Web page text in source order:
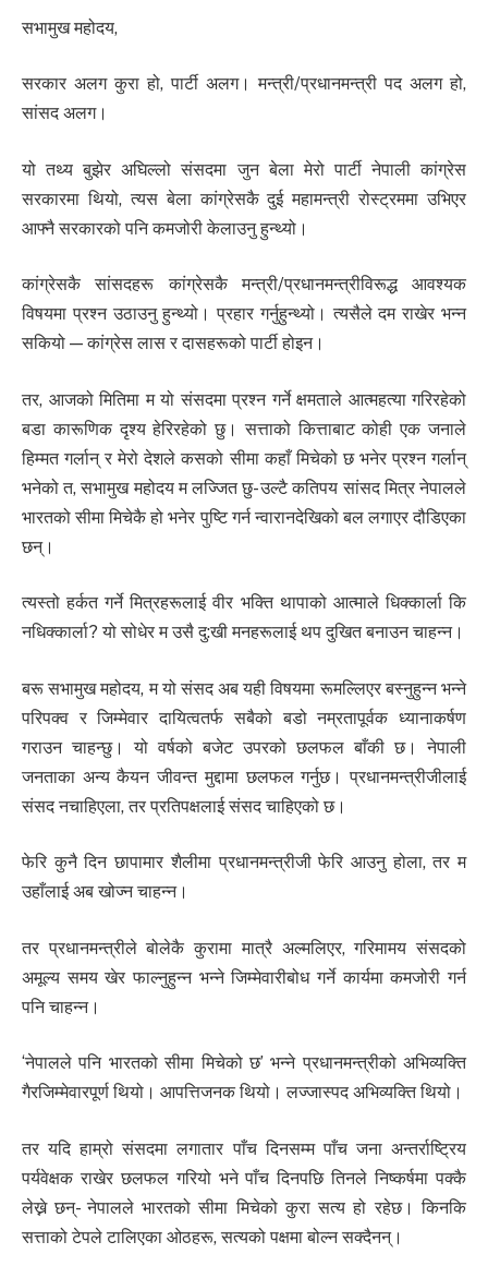
सभामुख महोदय,
सरकार अलग कुरा हो, पार्टी अलग। मन्त्री/प्रधानमन्त्री पद अलग हो,
सांसद अलग।
यो तथ्य बुझेर अघिल्लो संसदमा जुन बेला मेरो पार्टी नेपाली कांग्रेस
सरकारमा थियो, त्यस बेला कांग्रेसकै दुई महामन्त्री रोस्ट्रममा उभिएर
आफ्नै सरकारको पनि कमजोरी केलाउनु हुन्थ्यो।
कांग्रेसकै सांसदहरू कांग्रेसकै मन्त्री/प्रधानमन्त्रीविरूद्ध आवश्यक
विषयमा प्रश्न उठाउनु हुन्थ्यो। प्रहार गर्नुहुन्थ्यो। त्यसैले दम राखेर भन्न
सकियो — कांग्रेस लास र दासहरूको पार्टी होइन।
तर, आजको मितिमा म यो संसदमा प्रश्न गर्ने क्षमताले आत्महत्या गरिरहेको
बडा कारूणिक दृश्य हेरिरहेको छु। सत्ताको कित्ताबाट कोही एक जनाले
हिम्मत गर्लान् र मेरो देशले कसको सीमा कहाँ मिचेको छ भनेर प्रश्न गर्लान्
भनेको त, सभामुख महोदय म लज्जित छु- उल्टै कतिपय सांसद मित्र नेपालले
भारतको सीमा मिचेकै हो भनेर पुष्टि गर्न न्वारानदेखिको बल लगाएर दौडिएका
छन्।
त्यस्तो हर्कत गर्ने मित्रहरूलाई वीर भक्ति थापाको आत्माले धिक्कार्ला कि
नधिक्कार्ला? यो सोधेर म उसै दु:खी मनहरूलाई थप दुखित बनाउन चाहन्न।
बरू सभामुख महोदय, म यो संसद अब यही विषयमा रूमल्लिएर बस्नुहुन्न भन्ने
परिपक्व र जिम्मेवार दायित्वतर्फ सबैको बडो नम्रतापूर्वक ध्यानाकर्षण
गराउन चाहन्छु। यो वर्षको बजेट उपरको छलफल बाँकी छ। नेपाली
जनताका अन्य कैयन जीवन्त मुद्दामा छलफल गर्नुछ। प्रधानमन्त्रीजीलाई
संसद नचाहिएला, तर प्रतिपक्षलाई संसद चाहिएको छ।
फेरि कुनै दिन छापामार शैलीमा प्रधानमन्त्रीजी फेरि आउनु होला, तर म
उहाँलाई अब खोज्न चाहन्न।
तर प्रधानमन्त्रीले बोलेकै कुरामा मात्रै अल्मलिएर, गरिमामय संसदको
अमूल्य समय खेर फाल्नुहुन्न भन्ने जिम्मेवारीबोध गर्ने कार्यमा कमजोरी गर्न
पनि चाहन्न।
‘नेपालले पनि भारतको सीमा मिचेको छ’ भन्ने प्रधानमन्त्रीको अभिव्यक्ति
गैरजिम्मेवारपूर्ण थियो। आपत्तिजनक थियो। लज्जास्पद अभिव्यक्ति थियो।
तर यदि हाम्रो संसदमा लगातार पाँच दिनसम्म पाँच जना अन्तर्राष्ट्रिय
पर्यवेक्षक राखेर छलफल गरियो भने पाँच दिनपछि तिनले निष्कर्षमा पक्कै
लेख्ने छन्- नेपालले भारतको सीमा मिचेको कुरा सत्य हो रहेछ। किनकि
सत्ताको टेपले टालिएका ओठहरू, सत्यको पक्षमा बोल्न सक्दैनन्।